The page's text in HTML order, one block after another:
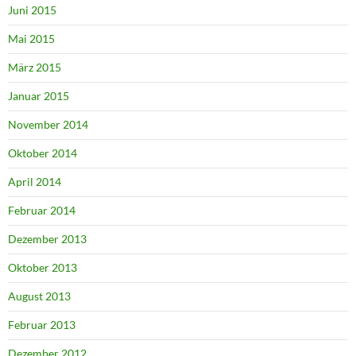
Juni 2015
Mai 2015
März 2015
Januar 2015
November 2014
Oktober 2014
April 2014
Februar 2014
Dezember 2013
Oktober 2013
August 2013
Februar 2013